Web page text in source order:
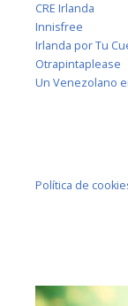
CRE Irlanda
Innisfree
Irlanda por Tu
Otrapintaplease
Un Venezolano
Política de